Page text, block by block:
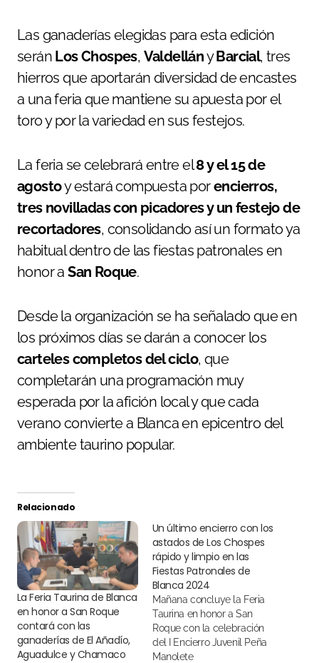
Las ganaderías elegidas para esta edición
serán Los Chospes, ValdellányBarcial, tres
hierros que aportarán diversidad de encastes
a una feria que mantiene su apuesta por el
toro y por la variedad en sus festejos.
La feria se celebrará entre el8 y el 15 de
agostoy estará compuesta porencierros,
tres novilladas con picadores y un festejo de
recortadores, consolidando así un formato ya
habitual dentro de las fiestas patronales en
honor aSan Roque.
Desde la organización se ha señalado que en
los próximos días se darán a conocer los
carteles completos del ciclo, que
completarán una programación muy
esperada por la afición local y que cada
verano convierte a Blanca en epicentro del
ambiente taurino popular.
Relacionado
La Feria Taurina de Blanca
en honor a San Roque
contará con las
ganaderías de El Añadío,
Aguadulce y Chamaco
Un último encierro con los
astados de Los Chospes
rápido y limpio en las
Fiestas Patronales de
Blanca 2024
Mañana concluye la Feria
Taurina en honor a San
Roque con la celebración
del I Encierro Juvenil Peña
Manolete